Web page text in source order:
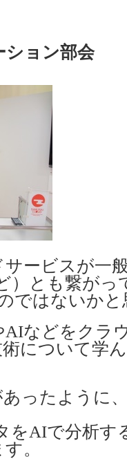
ション部会
ービスが一
）とも繋がっ
ではないか
AIなどをクラ
について学
ったように
をAIで分析す
。